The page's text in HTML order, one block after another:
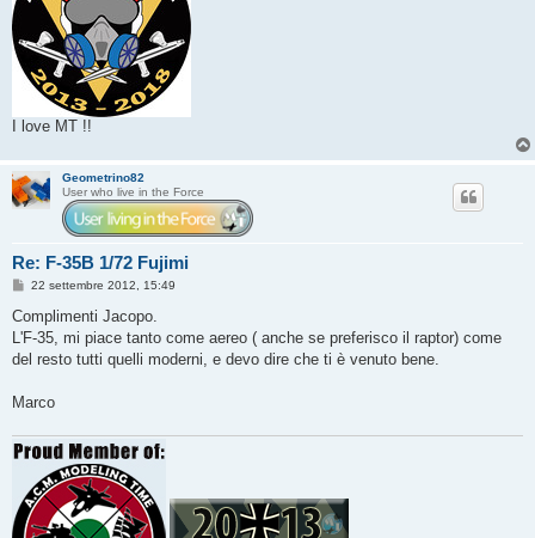
I love MT !!
Geometrino82
User who live in the Force
Re: F-35B 1/72 Fujimi
M
s
a
g
o
22 settembre 2012, 15:49
Complimenti Jacopo.
L'F-35, mi piace tanto come aereo ( anche se preferisco il raptor) come
del resto tutti quelli moderni, e devo dire che ti è venuto bene.
Marco